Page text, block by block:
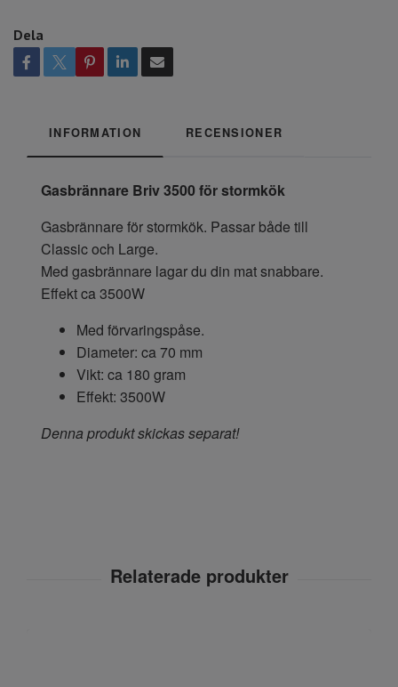
Dela
INFORMATION RECENSIONER
Gasbrännare Briv 3500 för stormkök
Gasbrännare för stormkök. Passar både till
Classic och Large.
Med gasbrännare lagar du din mat snabbare.
Effekt ca 3500W
Med förvaringspåse.
Diameter: ca 70 mm
Vikt: ca 180 gram
Effekt: 3500W
Denna produkt skickas separat!